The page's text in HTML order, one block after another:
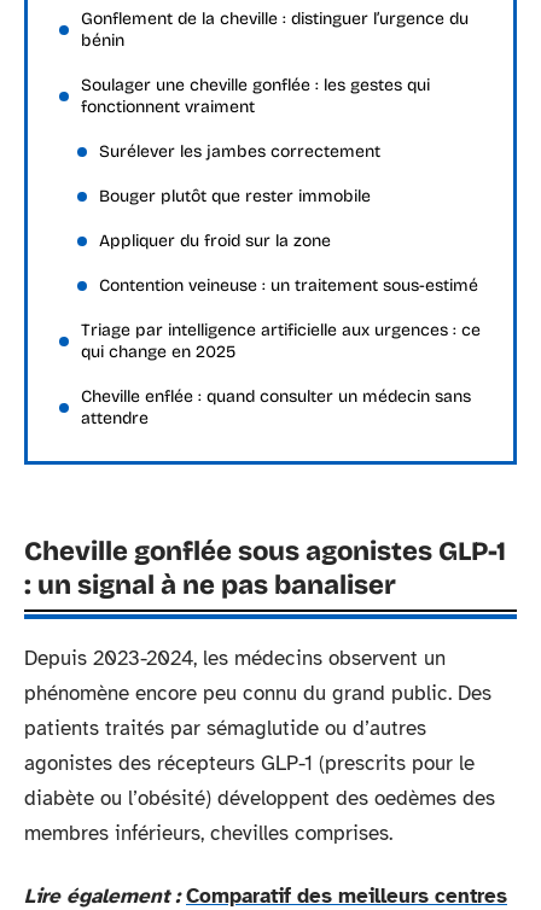
Gonflement de la cheville : distinguer l’urgence du
bénin
Soulager une cheville gonflée : les gestes qui
fonctionnent vraiment
Surélever les jambes correctement
Bouger plutôt que rester immobile
Appliquer du froid sur la zone
Contention veineuse : un traitement sous-estimé
Triage par intelligence artificielle aux urgences : ce
qui change en 2025
Cheville enflée : quand consulter un médecin sans
attendre
Cheville gonflée sous agonistes GLP-1
: un signal à ne pas banaliser
Depuis 2023-2024, les médecins observent un
phénomène encore peu connu du grand public. Des
patients traités par sémaglutide ou d’autres
agonistes des récepteurs GLP-1 (prescrits pour le
diabète ou l’obésité) développent des oedèmes des
membres inférieurs, chevilles comprises.
Lire également : Comparatif des meilleurs centres